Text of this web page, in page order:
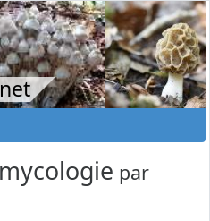
par